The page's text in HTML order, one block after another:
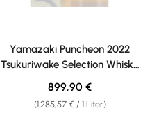
Yamazaki Puncheon 2022
Tsukuriwake Selection Whisky
48% vol. 0,70l
(1.285,57 € / 1 Liter)
Regulärer Preis:
899,90 €